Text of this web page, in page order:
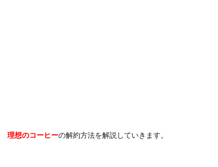
理想のコーヒーの解約方法を解説していきます。